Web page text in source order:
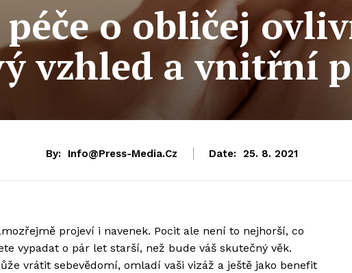
o obličej
vzhled a vnitřní
By: Info@press-Media.cz Date: 25. 8. 2021
projeví i navenek. Pocit ale není to nejhorší, co
vypadat o pár let starší, než bude váš skutečný věk.
vrátit sebevědomí, omladí vaši vizáž a ještě jako benefit